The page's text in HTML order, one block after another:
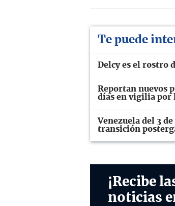
Te puede
Delcy es el rostro
Reportan nuevos
días en vigilia por
Venezuela del 3
transición
¡Recibe
noticias